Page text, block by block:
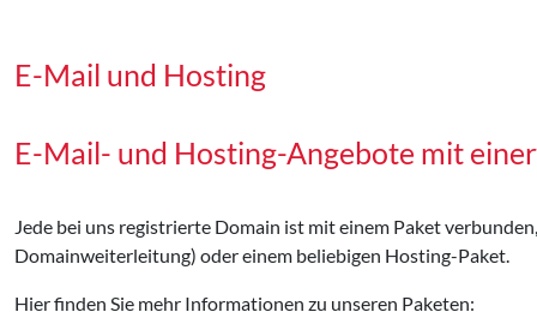
E-Mail und Hosting
E-Mail- und Hosting-Angebote mit
Jede bei uns registrierte Domain ist mit einem Paket
Domainweiterleitung) oder einem beliebigen Hosting-Paket.
Hier finden Sie mehr Informationen zu unseren Paketen: